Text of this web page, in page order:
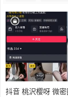
抖音 桃沢樱呀 微